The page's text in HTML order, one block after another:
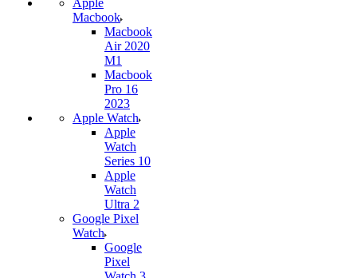
Apple
Macbook
Macbook
Air 2020
M1
Macbook
Pro 16
2023
Apple Watch
Apple
Watch
Series 10
Apple
Watch
Ultra 2
Google Pixel
Watch
Google
Pixel